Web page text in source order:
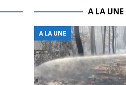
A LA UNE
A LA UNE